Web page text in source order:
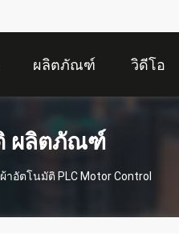
ผลิตภัณฑ์ วิดีโอ
ผลิตภัณฑ์
าอัตโนมัติ PLC Motor Control